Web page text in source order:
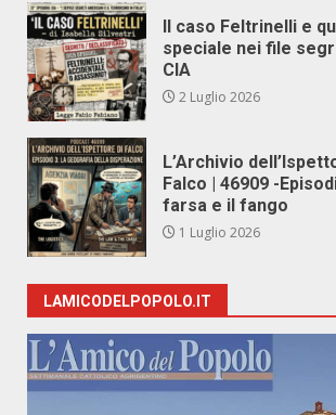
Il caso Feltrinelli e
speciale nei file
CIA
2 Luglio 2026
L’Archivio
Falco | 46909 -
farsa e il fango
1 Luglio 2026
LAMICODELPOPOLO.IT